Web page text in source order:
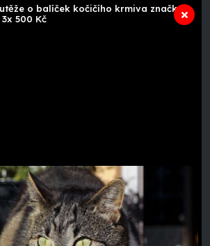
o balíček kočičího krmiva značky
500 Kč